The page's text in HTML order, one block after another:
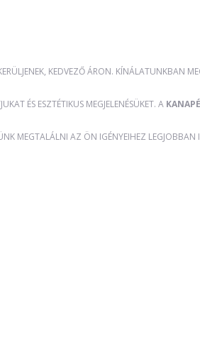
KEDVEZŐ ÁRON. KÍNÁLATUNKBAN
ÉS ESZTÉTIKUS MEGJELENÉSÜKET. A
MEGTALÁLNI AZ ÖN IGÉNYEIHEZ LEGJOBBAN